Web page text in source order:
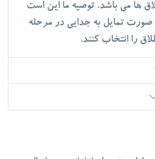
ها می باشد. توصیه ما این است
تمایل به جدایی در مرحله
را انتخاب کنند.